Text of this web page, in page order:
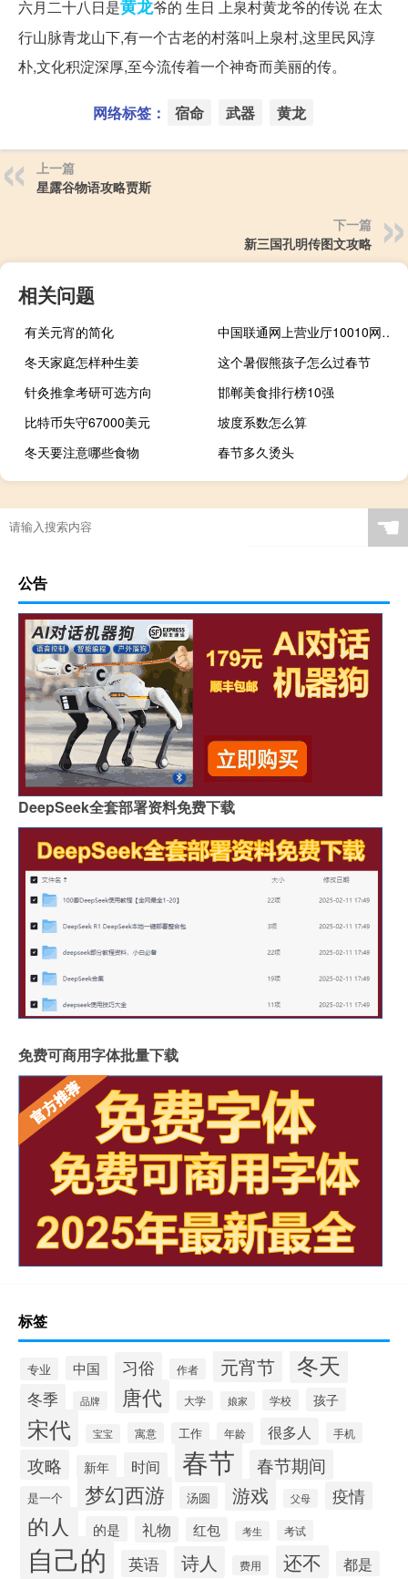
六月二十八日是黄龙爷的 生日 上泉村黄龙爷的传说 在太
行山脉青龙山下,有一个古老的村落叫上泉村,这里民风淳
朴,文化积淀深厚,至今流传着一个神奇而美丽的传。
网络标签： 宿命 武器 黄龙
上一篇
星露谷物语攻略贾斯
下一篇
新三国孔明传图文攻略
相关问题
有关元宵的简化
中国联通网上营业厅10010网站（100010联通网上营业厅官网）
冬天家庭怎样种生姜
这个暑假熊孩子怎么过春节
针灸推拿考研可选方向
邯郸美食排行榜10强
比特币失守67000美元
坡度系数怎么算
冬天要注意哪些食物
春节多久烫头
☚
公告
DeepSeek全套部署资料免费下载
免费可商用字体批量下载
标签
专业 中国 习俗 作者 元宵节 冬天
冬季 品牌 唐代 大学 娘家 学校 孩子
宋代 宝宝 寓意 工作 年龄 很多人 手机
攻略 新年 时间 春节 春节期间
是一个 梦幻西游 汤圆 游戏 父母 疫情
的人 的是 礼物 红包 考生 考试
自己的 英语 诗人 费用 还不 都是